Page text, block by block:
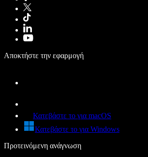
Αποκτήστε την εφαρμογή
Κατεβάστε το για macOS
Κατεβάστε το για Windows
Προτεινόμενη ανάγνωση